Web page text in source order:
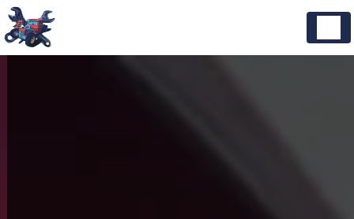
Panneau de gestion des cookies